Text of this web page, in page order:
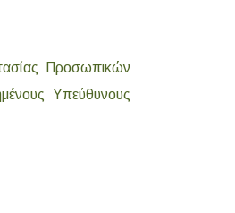
Προσωπικών
Υπεύθυνους